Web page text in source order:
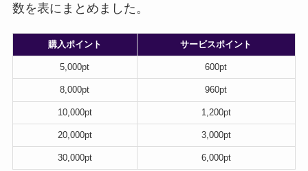
数を表にまとめました。
購入ポイント サービスポイント
5,000pt 600pt
8,000pt 960pt
10,000pt 1,200pt
20,000pt 3,000pt
30,000pt 6,000pt